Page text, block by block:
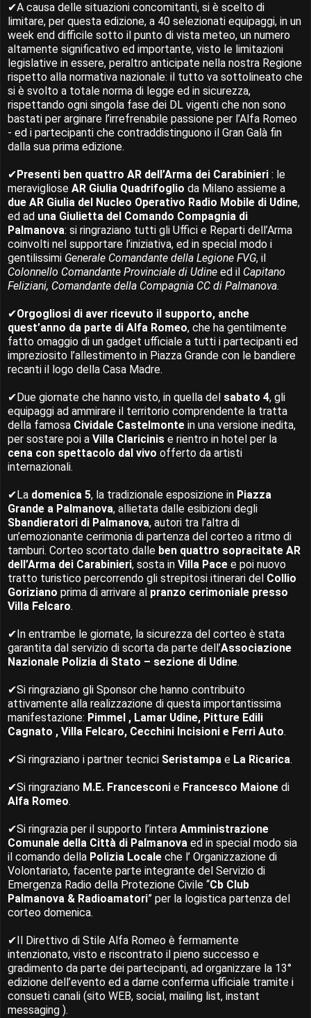
✔A causa delle situazioni concomitanti, si è scelto di
limitare, per questa edizione, a 40 selezionati equipaggi, in un
week end difficile sotto il punto di vista meteo, un numero
altamente significativo ed importante, visto le limitazioni
legislative in essere, peraltro anticipate nella nostra Regione
rispetto alla normativa nazionale: il tutto va sottolineato che
si è svolto a totale norma di legge ed in sicurezza,
rispettando ogni singola fase dei DL vigenti che non sono
bastati per arginare l’irrefrenabile passione per l’Alfa Romeo
- ed i partecipanti che contraddistinguono il Gran Galà fin
dalla sua prima edizione.
✔ Presenti ben quattro AR dell’Arma dei Carabinieri : le
meravigliose AR Giulia Quadrifoglio da Milano assieme a
due AR Giulia del Nucleo Operativo Radio Mobile di Udine,
ed ad una Giulietta del Comando Compagnia di
Palmanova: si ringraziano tutti gli Uffici e Reparti dell’Arma
coinvolti nel supportare l’iniziativa, ed in special modo i
gentilissimi Generale Comandante della Legione FVG, il
Colonnello Comandante Provinciale di Udine ed il Capitano
Feliziani, Comandante della Compagnia CC di Palmanova.
✔Orgogliosi di aver ricevuto il supporto, anche
quest’anno da parte di Alfa Romeo, che ha gentilmente
fatto omaggio di un gadget ufficiale a tutti i partecipanti ed
impreziosito l’allestimento in Piazza Grande con le bandiere
recanti il logo della Casa Madre.
✔Due giornate che hanno visto, in quella del sabato 4, gli
equipaggi ad ammirare il territorio comprendente la tratta
della famosa Cividale Castelmonte in una versione inedita,
per sostare poi a Villa Claricinis e rientro in hotel per la
cena con spettacolo dal vivo offerto da artisti
internazionali.
✔La domenica 5, la tradizionale esposizione in Piazza
Grande a Palmanova, allietata dalle esibizioni degli
Sbandieratori di Palmanova, autori tra l’altra di
un’emozionante cerimonia di partenza del corteo a ritmo di
tamburi. Corteo scortato dalle ben quattro sopracitate AR
dell’Arma dei Carabinieri, sosta in Villa Pace e poi nuovo
tratto turistico percorrendo gli strepitosi itinerari del Collio
Goriziano prima di arrivare al pranzo cerimoniale presso
Villa Felcaro.
✔In entrambe le giornate, la sicurezza del corteo è stata
garantita dal servizio di scorta da parte dell’Associazione
Nazionale Polizia di Stato – sezione di Udine.
✔Si ringraziano gli Sponsor che hanno contribuito
attivamente alla realizzazione di questa importantissima
manifestazione: Pimmel , Lamar Udine, Pitture Edili
Cagnato , Villa Felcaro, Cecchini Incisioni e Ferri Auto.
✔Si ringraziano i partner tecnici Seristampa e La Ricarica.
✔Si ringraziano M.E. Francesconi e Francesco Maione di
Alfa Romeo.
✔Si ringrazia per il supporto l’intera Amministrazione
Comunale della Città di Palmanova ed in special modo sia
il comando della Polizia Locale che l’ Organizzazione di
Volontariato, facente parte integrante del Servizio di
Emergenza Radio della Protezione Civile “Cb Club
Palmanova & Radioamatori” per la logistica partenza del
corteo domenica.
✔Il Direttivo di Stile Alfa Romeo è fermamente
intenzionato, visto e riscontrato il pieno successo e
gradimento da parte dei partecipanti, ad organizzare la 13°
edizione dell’evento ed a darne conferma ufficiale tramite i
consueti canali (sito WEB, social, mailing list, instant
messaging ).